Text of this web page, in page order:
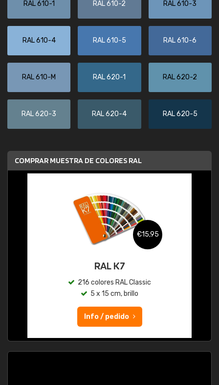
RAL 610-1 RAL 610-2 RAL 610-3
RAL 610-4 RAL 610-5 RAL 610-6
RAL 610-M RAL 620-1 RAL 620-2
RAL 620-3 RAL 620-4 RAL 620-5
COMPRAR MUESTRA DE COLORES RAL
€15,95
RAL K7
216 colores RAL Classic
5 x 15 cm, brillo
Info / pedido